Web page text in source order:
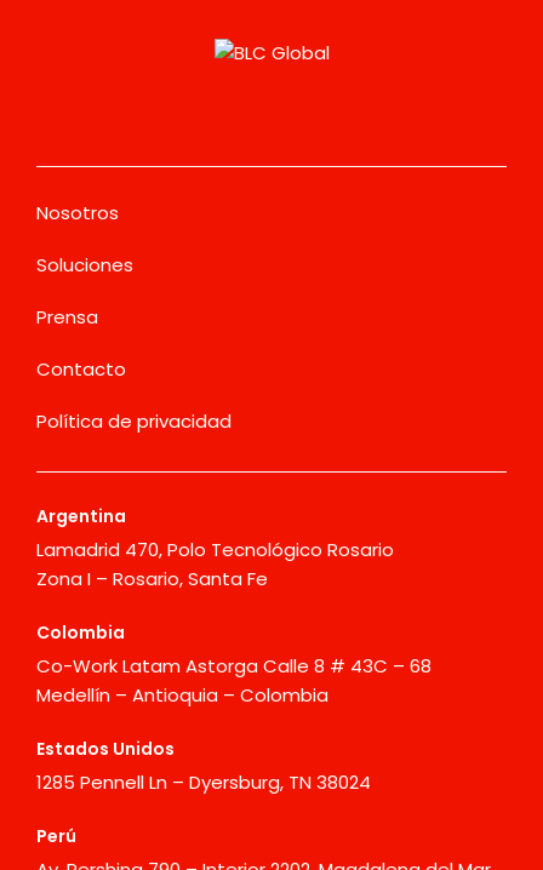
Nosotros
Soluciones
Prensa
Contacto
Política de privacidad
Argentina
Lamadrid 470, Polo Tecnológico Rosario
Zona I – Rosario, Santa Fe
Colombia
Co-Work Latam Astorga Calle 8 # 43C – 68
Medellín – Antioquia – Colombia
Estados Unidos
1285 Pennell Ln – Dyersburg, TN 38024
Perú